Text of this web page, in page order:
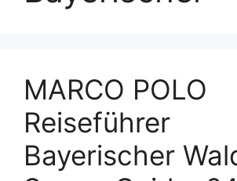
MARCO POLO
Reiseführer
Bayerischer